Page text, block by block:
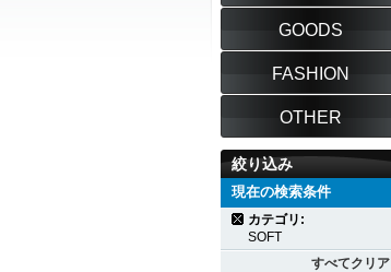
GOODS
FASHION
OTHER
絞り込み
現在の検索条件
カテゴリ:
SOFT
すべてクリア